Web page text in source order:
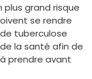
plus grand risque
se rendre
tuberculose
la santé afin de
prendre avant